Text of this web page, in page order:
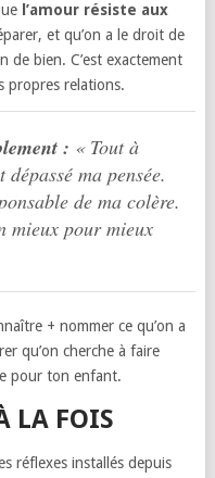
l’amour résiste aux
et qu’on a le droit de
de bien. C’est exactement
propres relations.
: « Tout à
ma pensée.
de ma colère.
mieux pour mieux
+ nommer ce qu’on a
qu’on cherche à faire
pour ton enfant.
LA FOIS
réflexes installés depuis